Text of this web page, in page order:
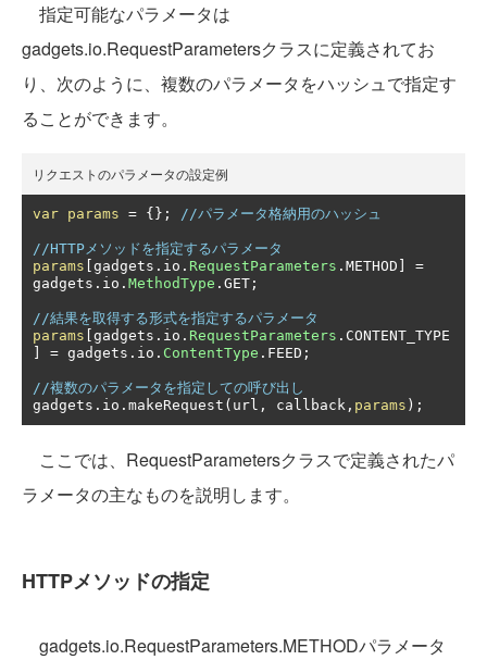
指定可能なパラメータは
gadgets.io.RequestParametersクラスに定義されてお
り、次のように、複数のパラメータをハッシュで指定す
ることができます。
リクエストのパラメータの設定例
var params = {}; //パラメータ格納用のハッシュ
//HTTPメソッドを指定するパラメータ
params gadgets . io . RequestParameters . METHOD
=
gadgets . io . MethodType . GET ;
//結果を取得する形式を指定するパラメータ
params gadgets . io . RequestParameters . CONTENT_TYPE
= gadgets . io . ContentType . FEED ;
//複数のパラメータを指定しての呼び出し
gadgets . io . makeRequest ( url , callback , params );
ここでは、RequestParametersクラスで定義されたパ
ラメータの主なものを説明します。
HTTPメソッドの指定
gadgets.io.RequestParameters.METHODパラメータ